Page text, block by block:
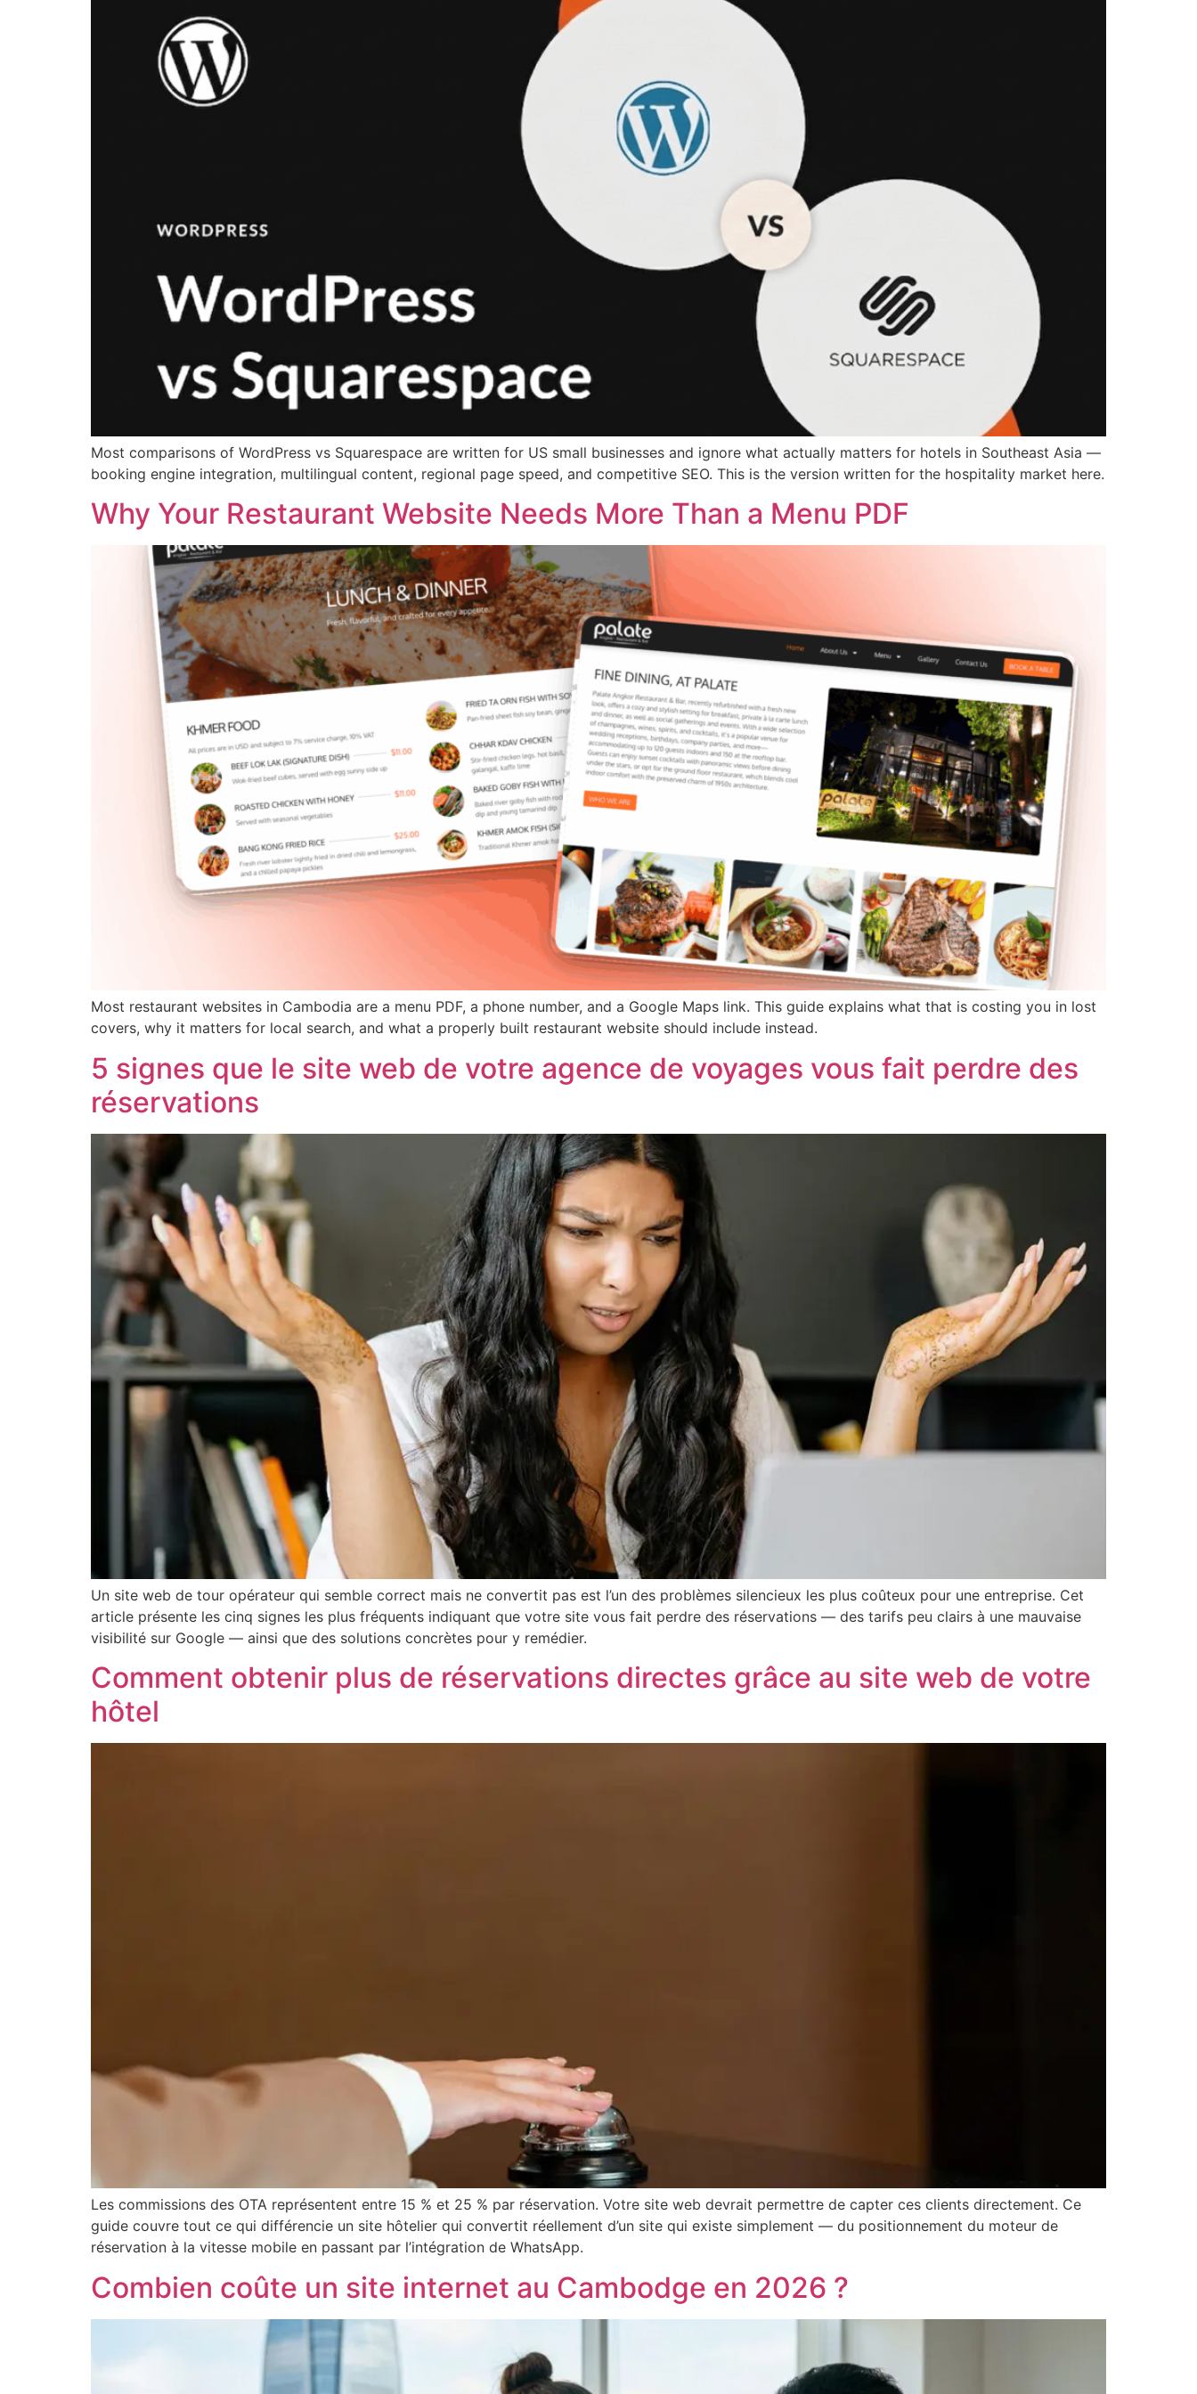
Most comparisons of WordPress vs Squarespace are written for US small businesses and ignore what actually matters for hotels in Southeast Asia —
booking engine integration, multilingual content, regional page speed, and competitive SEO. This is the version written for the hospitality market here.
Why Your Restaurant Website Needs More Than a Menu PDF
Most restaurant websites in Cambodia are a menu PDF, a phone number, and a Google Maps link. This guide explains what that is costing you in lost
covers, why it matters for local search, and what a properly built restaurant website should include instead.
5 signes que le site web de votre agence de voyages vous fait perdre des
réservations
Un site web de tour opérateur qui semble correct mais ne convertit pas est l’un des problèmes silencieux les plus coûteux pour une entreprise. Cet
article présente les cinq signes les plus fréquents indiquant que votre site vous fait perdre des réservations — des tarifs peu clairs à une mauvaise
visibilité sur Google — ainsi que des solutions concrètes pour y remédier.
Comment obtenir plus de réservations directes grâce au site web de votre
hôtel
Les commissions des OTA représentent entre 15 % et 25 % par réservation. Votre site web devrait permettre de capter ces clients directement. Ce
guide couvre tout ce qui différencie un site hôtelier qui convertit réellement d’un site qui existe simplement — du positionnement du moteur de
réservation à la vitesse mobile en passant par l’intégration de WhatsApp.
Combien coûte un site internet au Cambodge en 2026 ?